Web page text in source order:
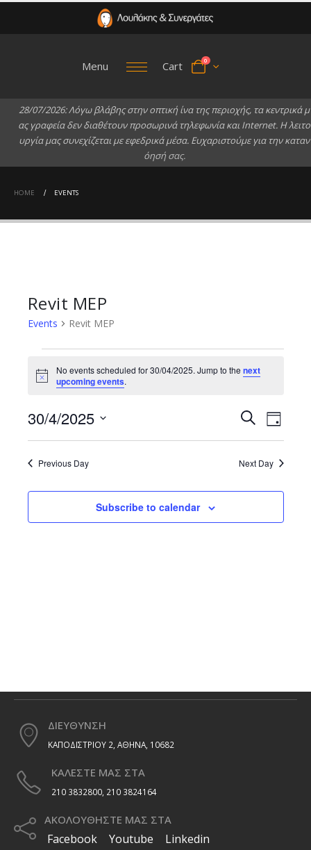
Menu Cart 0
28/07/2026:Λόγω βλάβης στην οπτική ίνα της περιοχής, τα κεντρικά μ
ας γραφεία δεν διαθέτουν προσωρινά τηλεφωνία και Internet. Ηλειτο
υργία μας συνεχίζεται με εφεδρικά μέσα. Ευχαριστούμε για την καταν
όησή σας.
HOME EVENTS
Revit MEP
Events Revit MEP
Events
30/04/2025
Notice
No events scheduled for 30/04/2025. Jump to the next
upcoming events.
Events
SearchEvent
Views
Day
30/4/2025
Previous Day Next Day
Subscribe to calendar
ΔΙΕΥΘΥΝΣΗ
ΚΑΠΟΔΙΣΤΡΙΟΥ 2, ΑΘΗΝΑ, 10682
ΚΑΛΕΣΤΕ ΜΑΣ ΣΤΑ
210 3832800, 210 3824164
ΑΚΟΛΟΥΘΗΣΤΕ ΜΑΣ ΣΤΑ
Facebook Youtube Linkedin